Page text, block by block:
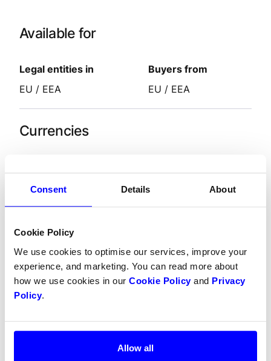
Consent Details About
Cookie Policy
We use cookies to optimise our services, improve your
experience, and marketing. You can read more about
how we use cookies in our Cookie Policyand Privacy
Policy.
Allow all
Available for
Legal entities in
EU / EEA
Buyers from
EU / EEA
Currencies
NOK SEK
Features
Settlement delay
Refunds
2-9 days